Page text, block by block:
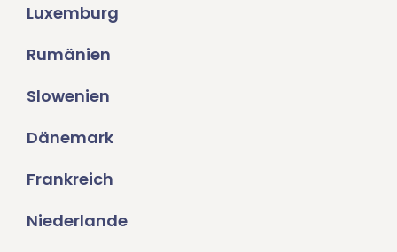
Luxemburg
Rumänien
Slowenien
Dänemark
Frankreich
Niederlande